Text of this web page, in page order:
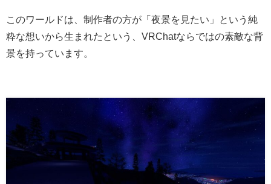
このワールドは、制作者の方が「夜景を見たい」という純
粋な想いから生まれたという、VRChatならではの素敵な背
景を持っています。